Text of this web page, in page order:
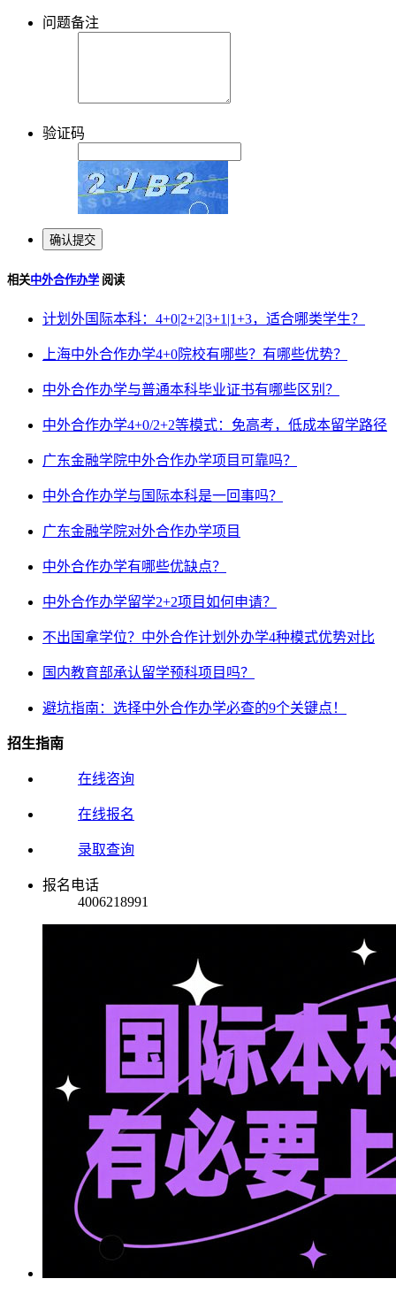
问题备注
验证码
相关中外合作办学 阅读
计划外国际本科：4+0|2+2|3+1|1+3，适合哪类学生？
上海中外合作办学4+0院校有哪些？有哪些优势？
中外合作办学与普通本科毕业证书有哪些区别？
中外合作办学4+0/2+2等模式：免高考，低成本留学路径
广东金融学院中外合作办学项目可靠吗？
中外合作办学与国际本科是一回事吗？
广东金融学院对外合作办学项目
中外合作办学有哪些优缺点？
中外合作办学留学2+2项目如何申请？
不出国拿学位？中外合作计划外办学4种模式优势对比
国内教育部承认留学预科项目吗？
避坑指南：选择中外合作办学必查的9个关键点！
招生指南
在线咨询
在线报名
录取查询
报名电话
4006218991